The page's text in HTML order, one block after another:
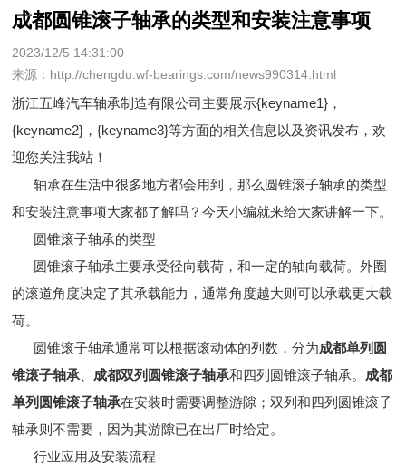
成都圆锥滚子轴承的类型和安装注意事项
2023/12/5 14:31:00
来源：http://chengdu.wf-bearings.com/news990314.html
浙江五峰汽车轴承制造有限公司主要展示{keyname1} ，
{keyname2}，{keyname3}等方面的相关信息以及资讯发布，欢
迎您关注我站！
轴承在生活中很多地方都会用到，那么圆锥滚子轴承的类型
和安装注意事项大家都了解吗？今天小编就来给大家讲解一下。
圆锥滚子轴承的类型
圆锥滚子轴承主要承受径向载荷，和一定的轴向载荷。外圈
的滚道角度决定了其承载能力，通常角度越大则可以承载更大载
荷。
圆锥滚子轴承通常可以根据滚动体的列数，分为成都单列圆
锥滚子轴承
成都双列圆锥滚子轴承和四列圆锥滚子轴承。 成都
单列圆锥滚子轴承在安装时需要调整游隙；双列和四列圆锥滚子
轴承则不需要，因为其游隙已在出厂时给定。
行业应用及安装流程